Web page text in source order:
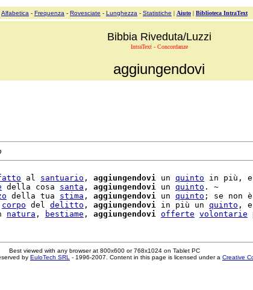
Alfabetica - Frequenza - Rovesciate - Lunghezza - Statistiche | Aiuto | Biblioteca IntraText
Bibbia Riveduta/Luzzi
IntraText - Concordanze
aggiungendovi
al santuario , aggiungendovi un quinto in più,
della cosa santa , aggiungendovi un quinto . ~
della tua stima , aggiungendovi un quinto ; se non è
corpo del delitto , aggiungendovi in più un quinto ,
natura , bestiame , aggiungendovi offerte volontarie
Best viewed with any browser at 800x600 or 768x1024 on Tablet PC
by EuloTech SRL - 1996-2007. Content in this page is licensed under a Creative